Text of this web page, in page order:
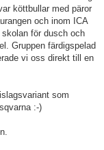
köttbullar med päror
och inom ICA
för dusch och
Gruppen färdigspelad
vi oss direkt till en
som
:-)